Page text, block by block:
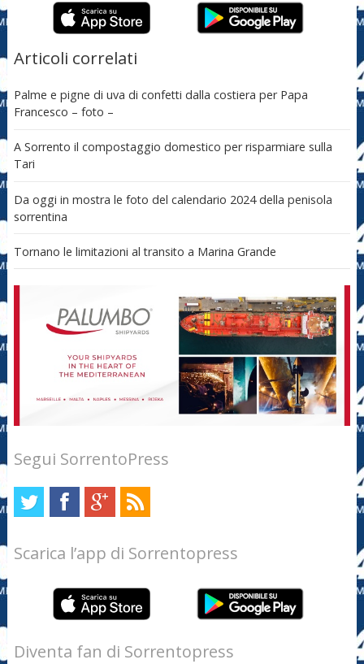
Articoli correlati
Palme e pigne di uva di confetti dalla costiera per Papa
Francesco – foto –
A Sorrento il compostaggio domestico per risparmiare sulla
Tari
Da oggi in mostra le foto del calendario 2024 della penisola
sorrentina
Tornano le limitazioni al transito a Marina Grande
Segui SorrentoPress
Scarica l’app di Sorrentopress
Diventa fan di Sorrentopress